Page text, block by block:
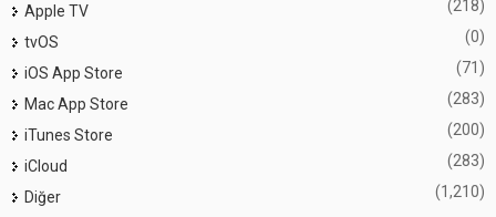
Apple TV (218)
tvOS (0)
iOS App Store (71)
Mac App Store (283)
iTunes Store (200)
iCloud (283)
Diğer (1,210)